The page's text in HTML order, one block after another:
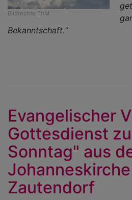
Bildrechte ThM
Bekanntschaft.“
Evangelischer
Gottesdienst
Sonntag" aus
Johanneskirche
Zautendorf